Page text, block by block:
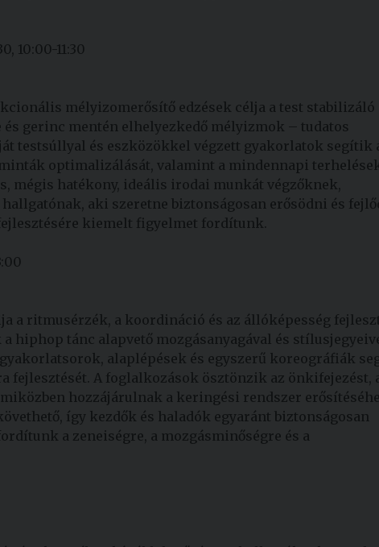
10:00-11:30
mélyizomerősítő edzések célja a test stabilizáló
gerinc mentén elhelyezkedő mélyizmok – tudatos
testsúllyal és eszközökkel végzett gyakorlatok segítik
optimalizálását, valamint a mindennapi
mégis hatékony, ideális irodai munkát végzőknek,
aki szeretne biztonságosan erősödni és
kiemelt figyelmet fordítunk.
a ritmusérzék, a koordináció és az állóképesség
hiphop tánc alapvető mozgásanyagával és
alaplépések és egyszerű koreográfiák
fejlesztését. A foglalkozások ösztönzik az önkifejezést,
hozzájárulnak a keringési rendszer
így kezdők és haladók egyaránt biztonságosan
a zeneiségre, a mozgásminőségre és a